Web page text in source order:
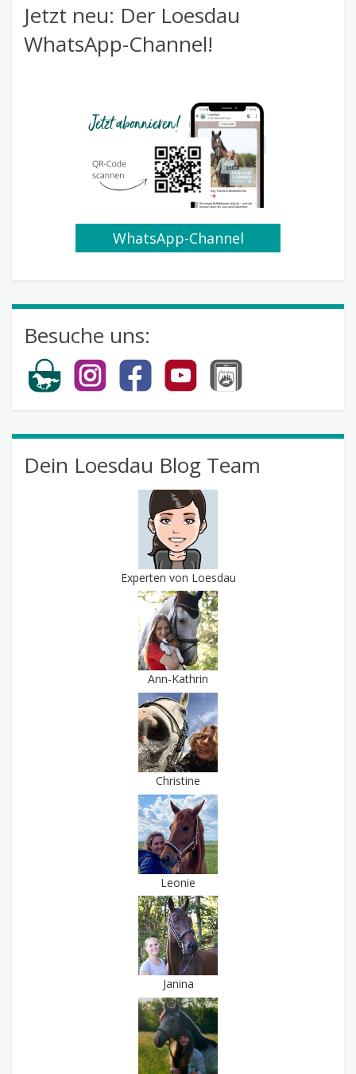
Jetzt neu: Der Loesdau
WhatsApp-Channel!
WhatsApp-Channel
Besuche uns:
Dein Loesdau Blog Team
Experten von Loesdau
Ann-Kathrin
Christine
Leonie
Janina